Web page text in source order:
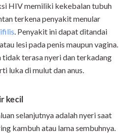
HIV memiliki kekebalan tubuh
terkena penyakit menular
. Penyakit ini dapat ditandai
lesi pada penis maupun vagina.
tidak terasa nyeri dan terkadang
luka di mulut dan anus.
kecil
selanjutnya adalah nyeri saat
kambuh atau lama sembuhnya.